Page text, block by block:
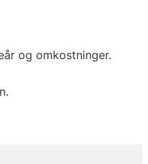
og omkostninger.